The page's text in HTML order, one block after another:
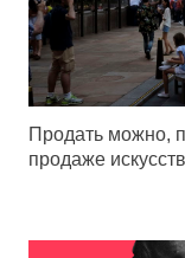
Продать можно,
продаже